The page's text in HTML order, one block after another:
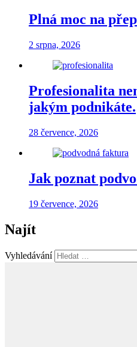
Plná moc na
2 srpna, 2026
Profesionalita
jakým podnikáte.
28 července, 2026
Jak poznat
19 července, 2026
Najít
Vyhledávání